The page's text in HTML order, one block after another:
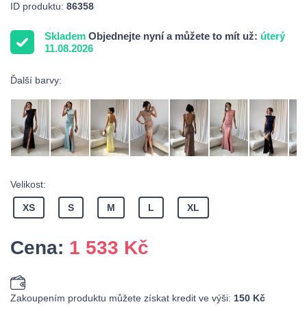
ID produktu: 86358
Skladem Objednejte nyní a můžete to mít už: úterý
11.08.2026
Ďalší barvy:
Velikost:
XS S M L XL
Cena: 1 533 Kč
Zakoupením produktu můžete získat kredit ve výši: 150 Kč